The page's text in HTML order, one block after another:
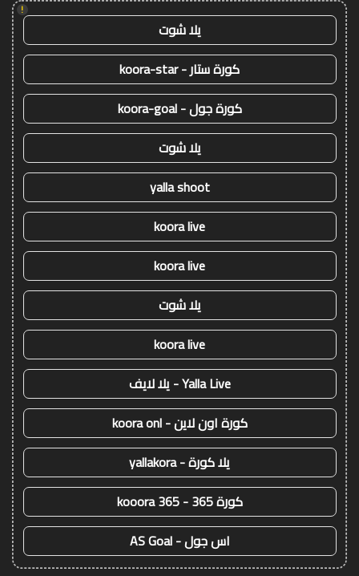
!
يلا شوت
كورة ستار - koora-star
كورة جول - koora-goal
يلا شوت
yalla shoot
koora live
koora live
يلا شوت
koora live
Yalla Live - يلا لايف
كورة اون لاين - koora onl
يلا كورة - yallakora
كورة 365 - kooora 365
اس جول - AS Goal